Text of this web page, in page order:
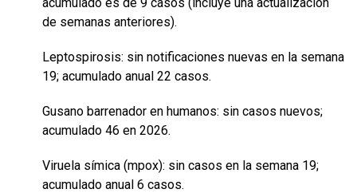
de semanas anteriores).
Leptospirosis: sin notificaciones nuevas en la semana
19; acumulado anual 22 casos.
Gusano barrenador en humanos: sin casos nuevos;
acumulado 46 en 2026.
Viruela símica (mpox): sin casos en la semana 19;
acumulado anual 6 casos.